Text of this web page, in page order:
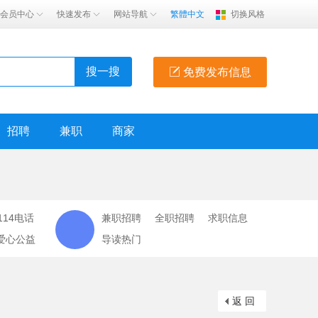
会员中心 快速发布 网站导航 繁體中文 切换风格
免费发布信息
搜一搜
招聘 兼职 商家
电话
心公益
兼职招聘 全职招聘
求职信息
导读热门
返 回